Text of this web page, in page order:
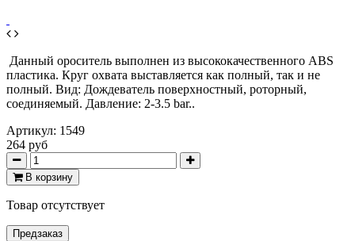
Данный ороситель выполнен из высококачественного ABS
пластика. Круг охвата выставляется как полный, так и не
полный. Вид: Дождеватель поверхностный, роторный,
соединяемый. Давление: 2-3.5 bar..
Артикул: 1549
264 руб
В корзину
Товар отсутствует
Предзаказ